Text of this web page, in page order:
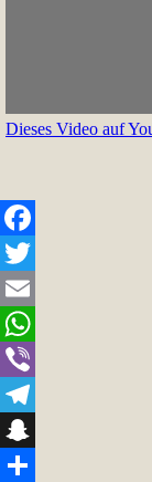
Dieses Video auf
Facebook
Twitter
Email
WhatsApp
Viber
Telegram
Snapchat